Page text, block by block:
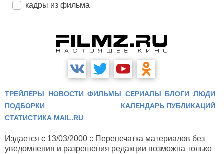
кадры из фильма
ТРЕЙЛЕРЫ НОВОСТИ ФИЛЬМЫ СЕРИАЛЫ БЛОГИ ЛЮДИ
ПОДБОРКИ
КАЛЕНДАРЬ ПУБЛИКАЦИЙ
СТАТИСТИКА MAIL.RU
Издается с 13/03/2000 :: Перепечатка материалов без
уведомления и разрешения редакции возможна только